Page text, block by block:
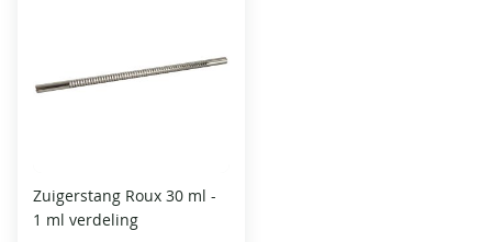
Zuigerstang Roux 30 ml -
1 ml verdeling